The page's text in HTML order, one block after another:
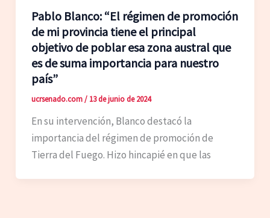
Pablo Blanco: “El régimen de promoción
de mi provincia tiene el principal
objetivo de poblar esa zona austral que
es de suma importancia para nuestro
país”
ucrsenado.com/ 13 de junio de 2024
En su intervención, Blanco destacó la
importancia del régimen de promoción de
Tierra del Fuego. Hizo hincapié en que las